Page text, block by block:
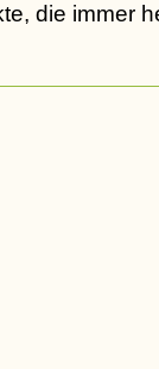
die immer